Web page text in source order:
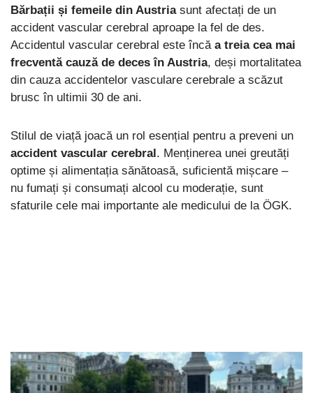
Bărbații și femeile din Austria sunt afectați de un
accident vascular cerebral aproape la fel de des.
Accidentul vascular cerebral este încă a treia cea mai
frecventă cauză de deces în Austria, deși mortalitatea
din cauza accidentelor vasculare cerebrale a scăzut
brusc în ultimii 30 de ani.
Stilul de viață joacă un rol esențial pentru a preveni un
accident vascular cerebral. Menținerea unei greutăți
optime și alimentația sănătoasă, suficientă mișcare –
nu fumați și consumați alcool cu moderație, sunt
sfaturile cele mai importante ale medicului de la ÖGK.